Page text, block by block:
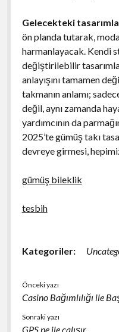
Gelecekteki
ön planda tutarak,
harmanlayacak. Kendi
değiştirilebilir
anlayışını tamamen
takmanın anlamı;
değil, aynı zamanda
yardımcının da
2025’te gümüş takı
devreye girmesi,
gümüş bileklik
tesbih
Kategoriler:
Önceki yazı
Casino Bağımlılığı ile
Sonraki yazı
GPS ne ile çalışır